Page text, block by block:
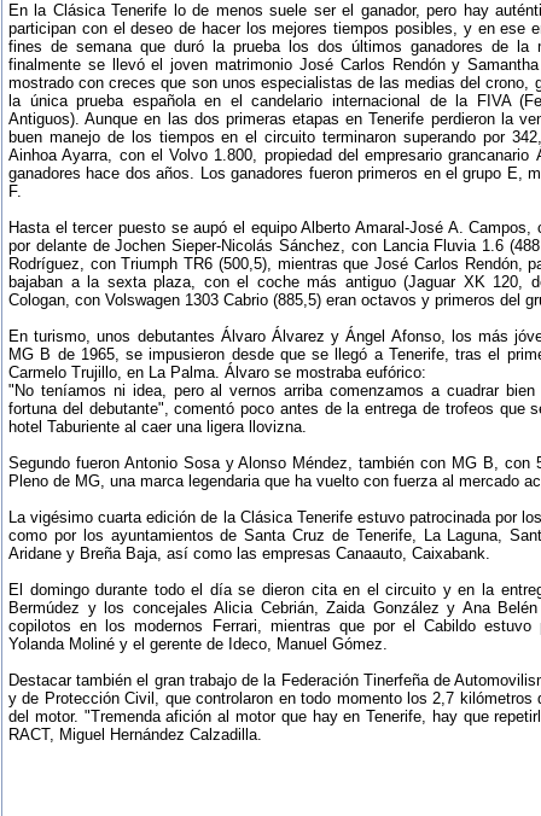
En la Clásica Tenerife lo de menos suele ser el ganador, pero hay
participan con el deseo de hacer los mejores tiempos posibles, y en ese
fines de semana que duró la prueba los dos últimos ganadores de la
finalmente se llevó el joven matrimonio José Carlos Rendón y
mostrado con creces que son unos especialistas de las medias del crono,
la única prueba española en el candelario internacional de la FIVA
Antiguos). Aunque en las dos primeras etapas en Tenerife perdieron la
buen manejo de los tiempos en el circuito terminaron superando por
Ainhoa Ayarra, con el Volvo 1.800, propiedad del empresario
ganadores hace dos años. Los ganadores fueron primeros en el grupo E,
F.
Hasta el tercer puesto se aupó el equipo Alberto Amaral-José A.
por delante de Jochen Sieper-Nicolás Sánchez, con Lancia Fluvia 1.6
Rodríguez, con Triumph TR6 (500,5), mientras que José Carlos Rendón,
bajaban a la sexta plaza, con el coche más antiguo (Jaguar XK 120,
Cologan, con Volswagen 1303 Cabrio (885,5) eran octavos y primeros del
En turismo, unos debutantes Álvaro Álvarez y Ángel Afonso, los más
MG B de 1965, se impusieron desde que se llegó a Tenerife, tras el
Carmelo Trujillo, en La Palma. Álvaro se mostraba eufórico:
"No teníamos ni idea, pero al vernos arriba comenzamos a cuadrar
fortuna del debutante", comentó poco antes de la entrega de trofeos que
hotel Taburiente al caer una ligera llovizna.
Segundo fueron Antonio Sosa y Alonso Méndez, también con MG B, con
Pleno de MG, una marca legendaria que ha vuelto con fuerza al mercado
La vigésimo cuarta edición de la Clásica Tenerife estuvo patrocinada por
como por los ayuntamientos de Santa Cruz de Tenerife, La Laguna,
Aridane y Breña Baja, así como las empresas Canaauto, Caixabank.
El domingo durante todo el día se dieron cita en el circuito y en la
Bermúdez y los concejales Alicia Cebrián, Zaida González y Ana
copilotos en los modernos Ferrari, mientras que por el Cabildo estuvo
Yolanda Moliné y el gerente de Ideco, Manuel Gómez.
Destacar también el gran trabajo de la Federación Tinerfeña de
y de Protección Civil, que controlaron en todo momento los 2,7 kilómetros
del motor. "Tremenda afición al motor que hay en Tenerife, hay que
RACT, Miguel Hernández Calzadilla.